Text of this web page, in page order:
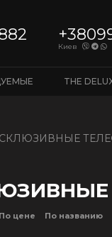
Киев
THE
По цене По названию